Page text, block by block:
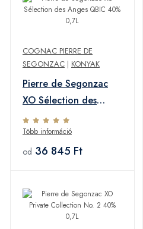
COGNAC PIERRE DE
SEGONZAC | KONYAK
Pierre de Segonzac
XO Sélection des
Anges QBIC 40% 0,7L
Több információ
od 36 845 Ft